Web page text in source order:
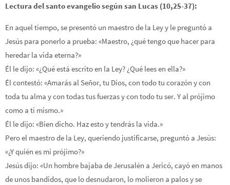
Lectura del santo evangelio según san Lucas (10,25-37):
En aquel tiempo, se presentó un maestro de la Ley y le preguntó a
Jesús para ponerlo a prueba: «Maestro, ¿qué tengo que hacer para
heredar la vida eterna?»
Él le dijo: «¿Qué está escrito en la Ley? ¿Qué lees en ella?»
Él contestó: «Amarás al Señor, tu Dios, con todo tu corazón y con
toda tu alma y con todas tus fuerzas y con todo tu ser. Y al prójimo
como a ti mismo.»
Él le dijo: «Bien dicho. Haz esto y tendrás la vida.»
Pero el maestro de la Ley, queriendo justificarse, preguntó a Jesús:
«¿Y quién es mi prójimo?»
Jesús dijo: «Un hombre bajaba de Jerusalén a Jericó, cayó en manos
de unos bandidos, que lo desnudaron, lo molieron a palos y se